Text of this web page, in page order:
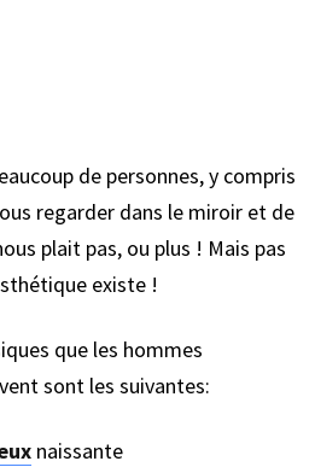
de personnes, y compris
regarder dans le miroir et de
plait pas, ou plus ! Mais pas
existe !
que les hommes
sont les suivantes:
naissante